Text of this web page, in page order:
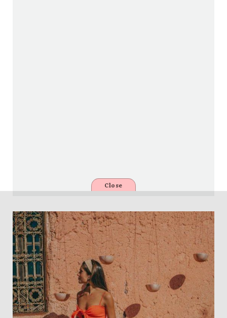
Close